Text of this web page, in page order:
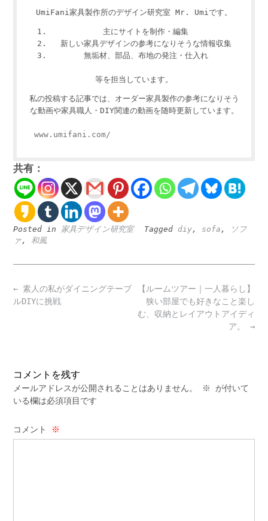
UmiFani家具製作所のデザイン研究室 Mr. Umiです。
主にサイトを制作・編集
新しい家具デザインの参考になりそうな情報収集
無垢材、部品、布地の発注・仕入れ
等を担当しています。
私の投稿する記事では、オーダー家具製作の参考になりそう
な動画や家具職人・DIY関連の動画を随時更新しています。
www.umifani.com/
共有：
Posted in 家具デザイン研究室 Tagged diy, sofa ,
ソフ
ァ, 和風
Post
navigation
【ルームツアー｜一人暮らし】
狭い部屋でも好きなこと楽し
む、収納とレイアウトアイディ
ア。 →
← 素人の私がダイニングテーブ
ルDIYに挑戦
コメントを残す
メールアドレスが公開されることはありません。 ※
が付いて
いる欄は必須項目です
コメント ※